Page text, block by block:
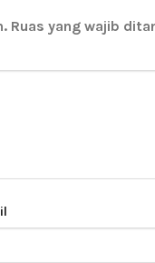
Ruas yang wajib